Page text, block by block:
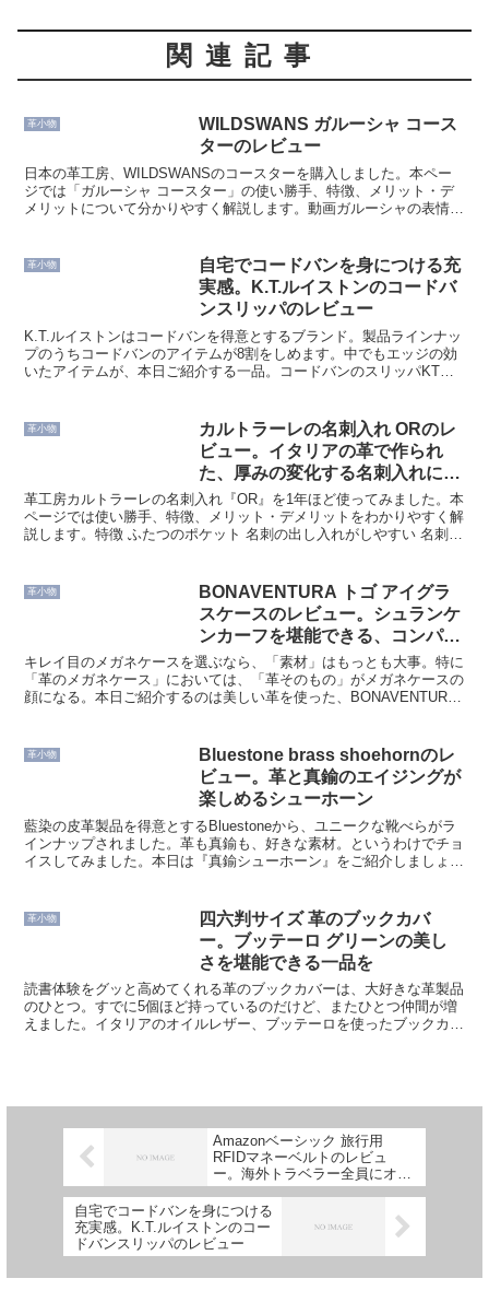
関連記事
革小物
WILDSWANS ガルーシャ コース
ターのレビュー
日本の革工房、WILDSWANSのコースターを購入しました。本ペー
ジでは「ガルーシャ コースター」の使い勝手、特徴、メリット・デ
メリットについて分かりやすく解説します。動画ガルーシャの表情は
革小物
自宅でコードバンを身につける充
実感。K.T.ルイストンのコードバ
ンスリッパのレビュー
K.T.ルイストンはコードバンを得意とするブランド。製品ラインナッ
プのうちコードバンのアイテムが8割をしめます。中でもエッジの効
いたアイテムが、本日ご紹介する一品。コードバンのスリッパKTW-
革小物
カルトラーレの名刺入れ ORのレ
ビュー。イタリアの革で作られ
た、厚みの変化する名刺入れにつ
いて
革工房カルトラーレの名刺入れ『OR』を1年ほど使ってみました。本
ページでは使い勝手、特徴、メリット・デメリットをわかりやすく解
説します。特徴 ふたつのポケット 名刺の出し入れがしやすい 名刺の
革小物
BONAVENTURA トゴ アイグラ
スケースのレビュー。シュランケ
ンカーフを堪能できる、コンパク
トなメガネケース
キレイ目のメガネケースを選ぶなら、「素材」はもっとも大事。特に
「革のメガネケース」においては、「革そのもの」がメガネケースの
顔になる。本日ご紹介するのは美しい革を使った、BONAVENTURA
革小物
Bluestone brass shoehornのレ
ビュー。革と真鍮のエイジングが
楽しめるシューホーン
藍染の皮革製品を得意とするBluestoneから、ユニークな靴べらがラ
インナップされました。革も真鍮も、好きな素材。というわけでチョ
イスしてみました。本日は『真鍮シューホーン』をご紹介しましょ
革小物
四六判サイズ 革のブックカバ
ー。ブッテーロ グリーンの美し
さを堪能できる一品を
読書体験をグッと高めてくれる革のブックカバーは、大好きな革製品
のひとつ。すでに5個ほど持っているのだけど、またひとつ仲間が増
えました。イタリアのオイルレザー、ブッテーロを使ったブックカバ
Amazonベーシック 旅行用
RFIDマネーベルトのレビュ
ー。海外トラベラー全員にオス
スメできる一品
自宅でコードバンを身につける
充実感。K.T.ルイストンのコー
ドバンスリッパのレビュー